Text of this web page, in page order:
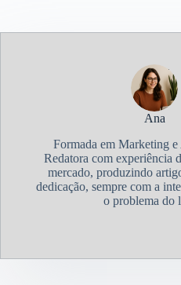
Ana
Formada em Marketing
Redatora com experiência
mercado, produzindo
dedicação, sempre com a
o problema do